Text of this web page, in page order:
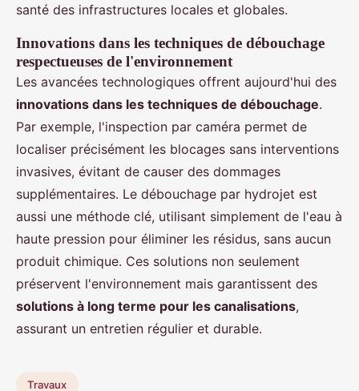
santé des infrastructures locales et globales.
Innovations dans les techniques de débouchage
respectueuses de l'environnement
Les avancées technologiques offrent aujourd'hui des
innovations dans les techniques de débouchage.
Par exemple, l'inspection par caméra permet de
localiser précisément les blocages sans interventions
invasives, évitant de causer des dommages
supplémentaires. Le débouchage par hydrojet est
aussi une méthode clé, utilisant simplement de l'eau à
haute pression pour éliminer les résidus, sans aucun
produit chimique. Ces solutions non seulement
préservent l'environnement mais garantissent des
solutions à long terme pour les canalisations,
assurant un entretien régulier et durable.
Travaux